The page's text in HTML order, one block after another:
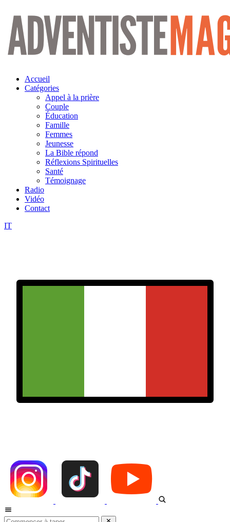
Aller
contenu
Accueil
Catégories
Appel à la prière
Couple
Éducation
Famille
Femmes
Jeunesse
La Bible répond
Réflexions Spirituelles
Santé
Témoignage
Radio
Vidéo
Contact
IT